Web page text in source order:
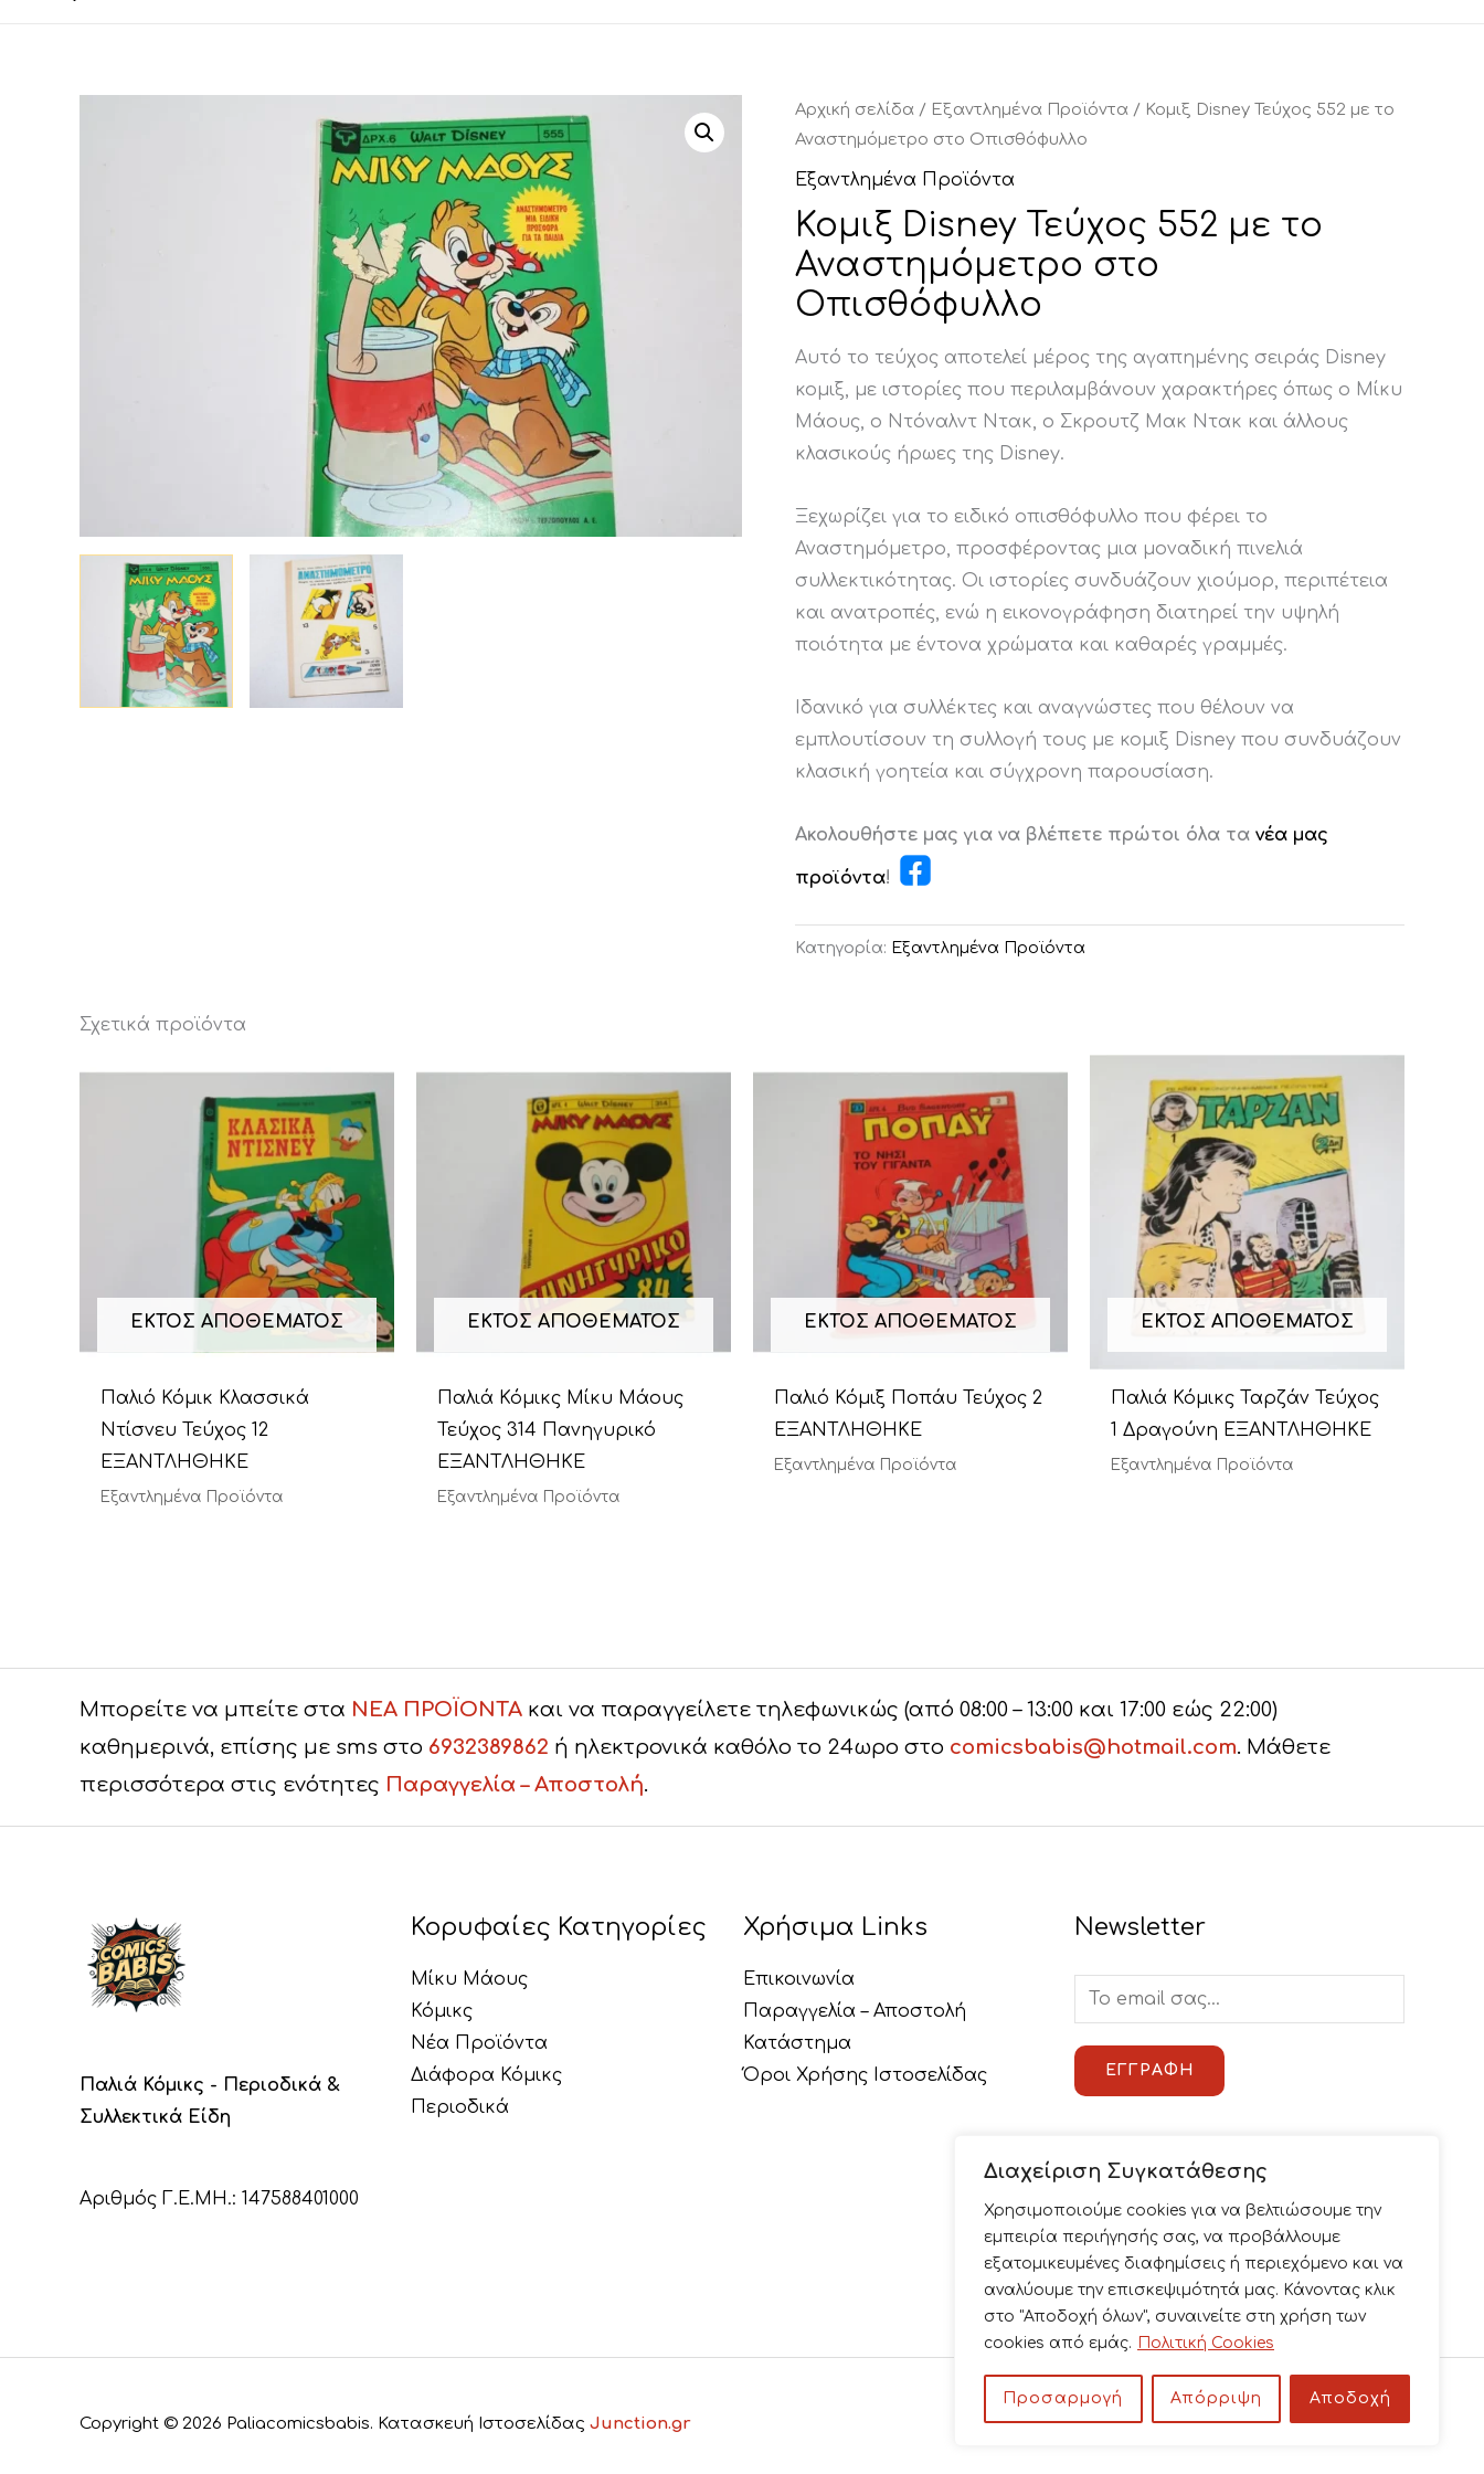
Διαχείριση Συγκατάθεσης
Χρησιμοποιούμε cookies για να βελτιώσουμε την
εμπειρία περιήγησής σας, να προβάλλουμε
εξατομικευμένες διαφημίσεις ή περιεχόμενο και να
αναλύουμε την επισκεψιμότητά μας. Κάνοντας κλικ
στο "Αποδοχή όλων", συναινείτε στη χρήση των
cookies από εμάς. Πολιτική Cookies
Προσαρμογή Απόρριψη Αποδοχή
Αρχική σελίδα / Εξαντλημένα Προϊόντα / Κομιξ Disney Τεύχος 552 με το
Αναστημόμετρο στο Οπισθόφυλλο
Εξαντλημένα Προϊόντα
Κομιξ Disney Τεύχος 552 με το
Αναστημόμετρο στο
Οπισθόφυλλο
Αυτό το τεύχος αποτελεί μέρος της αγαπημένης σειράς Disney
κομιξ, με ιστορίες που περιλαμβάνουν χαρακτήρες όπως ο Μίκυ
Μάους, ο Ντόναλντ Ντακ, ο Σκρουτζ Μακ Ντακ και άλλους
κλασικούς ήρωες της Disney.
Ξεχωρίζει για το ειδικό οπισθόφυλλο που φέρει το
Αναστημόμετρο, προσφέροντας μια μοναδική πινελιά
συλλεκτικότητας. Οι ιστορίες συνδυάζουν χιούμορ, περιπέτεια
και ανατροπές, ενώ η εικονογράφηση διατηρεί την υψηλή
ποιότητα με έντονα χρώματα και καθαρές γραμμές.
Ιδανικό για συλλέκτες και αναγνώστες που θέλουν να
εμπλουτίσουν τη συλλογή τους με κομιξ Disney που συνδυάζουν
κλασική γοητεία και σύγχρονη παρουσίαση.
Ακολουθήστε μας για να βλέπετε πρώτοι όλα τα νέα μας
προϊόντα!
Κατηγορία: Εξαντλημένα Προϊόντα
Σχετικά προϊόντα
ΕΚΤΌΣ ΑΠΟΘΈΜΑΤΟΣ
Παλιό Κόμικ Κλασσικά
Ντίσνευ Τεύχος 12
ΕΞΑΝΤΛΗΘΗΚΕ
Εξαντλημένα Προϊόντα
ΕΚΤΌΣ ΑΠΟΘΈΜΑΤΟΣ
Παλιά Κόμικς Μίκυ Μάους
Τεύχος 314 Πανηγυρικό
ΕΞΑΝΤΛΗΘΗΚΕ
Εξαντλημένα Προϊόντα
ΕΚΤΌΣ ΑΠΟΘΈΜΑΤΟΣ
Παλιό Κόμιξ Ποπάυ Τεύχος 2
ΕΞΑΝΤΛΗΘΗΚΕ
Εξαντλημένα Προϊόντα
ΕΚΤΌΣ ΑΠΟΘΈΜΑΤΟΣ
Παλιά Κόμικς Ταρζάν Τεύχος
1 Δραγούνη ΕΞΑΝΤΛΗΘΗΚΕ
Εξαντλημένα Προϊόντα
Μπορείτε να μπείτε στα ΝΕΑ ΠΡΟΪΟΝΤΑ και να παραγγείλετε τηλεφωνικώς (από 08:00 – 13:00 και 17:00 εώς 22:00)
καθημερινά, επίσης με sms στο 6932389862 ή ηλεκτρονικά καθόλο το 24ωρο στο comicsbabis@hotmail.com. Μάθετε
περισσότερα στις ενότητες Παραγγελία – Αποστολή.
Παλιά Κόμικς - Περιοδικά &
Συλλεκτικά Είδη
Αριθμός Γ.Ε.ΜΗ.: 147588401000
Κορυφαίες Κατηγορίες
Μίκυ Μάους
Κόμικς
Νέα Προϊόντα
Διάφορα Κόμικς
Περιοδικά
Χρήσιμα Links
Επικοινωνία
Παραγγελία – Αποστολή
Κατάστημα
Όροι Χρήσης Ιστοσελίδας
Newsletter
m
a
i
ΕΓΓΡΑΦΉ
Copyright © 2026 Paliacomicsbabis. Κατασκευή Ιστοσελίδας Junction.gr